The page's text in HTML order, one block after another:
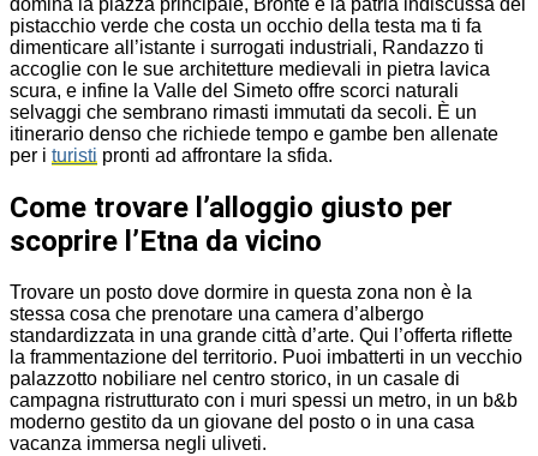
domina la piazza principale, Bronte è la patria indiscussa del
pistacchio verde che costa un occhio della testa ma ti fa
dimenticare all’istante i surrogati industriali, Randazzo ti
accoglie con le sue architetture medievali in pietra lavica
scura, e infine la Valle del Simeto offre scorci naturali
selvaggi che sembrano rimasti immutati da secoli. È un
itinerario denso che richiede tempo e gambe ben allenate
per i turisti pronti ad affrontare la sfida.
Come trovare l’alloggio giusto per
scoprire l’Etna da vicino
Trovare un posto dove dormire in questa zona non è la
stessa cosa che prenotare una camera d’albergo
standardizzata in una grande città d’arte. Qui l’offerta riflette
la frammentazione del territorio. Puoi imbatterti in un vecchio
palazzotto nobiliare nel centro storico, in un casale di
campagna ristrutturato con i muri spessi un metro, in un b&b
moderno gestito da un giovane del posto o in una casa
vacanza immersa negli uliveti.